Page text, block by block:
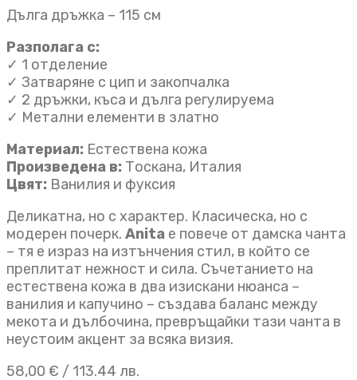
Дълга дръжка – 115 см
Разполага с:
✓ 1 отделениe
✓ Затваряне с цип и закопчалка
✓ 2 дръжки, къса и дълга регулируема
✓ Метални елементи в златно
Материал: Естествена кожа
Произведена в: Тоскана, Италия
Цвят: Ванилия и фуксия
Деликатна, но с характер. Класическа, но с
модерен почерк. Anita е повече от дамска чанта
– тя е израз на изтънчения стил, в който се
преплитат нежност и сила. Съчетанието на
естествена кожа в два изискани нюанса –
ванилия и капучино – създава баланс между
мекота и дълбочина, превръщайки тази чанта в
неустоим акцент за всяка визия.
58,00 € / 113.44 лв.